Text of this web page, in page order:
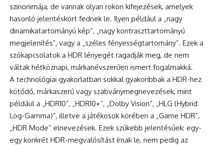
szinonimája, de vannak olyan rokon kifejezések, amelyek
hasonló jelentéskört fednek le. Ilyen például a „nagy
dinamikatartományú kép”, „nagy kontraszttartományú
megjelenítés”, vagy a „széles fényességtartomány”. Ezek a
szókapcsolatok a HDR lényegét ragadják meg, de nem
váltak hétköznapi, márkanévszerűen ismert fogalmakká.
A technológiai gyakorlatban sokkal gyakoribbak a HDR-hez
kötődő, márkaszerű vagy szabványmegnevezések, mint
például a „HDR10”, „HDR10+”, „Dolby Vision”, „HLG (Hybrid
Log-Gamma)”, illetve a játékosok körében a „Game HDR”,
„HDR Mode” elnevezések. Ezek szűkebb jelentésűek: egy-
egy konkrét HDR-megvalósítást írnak le, nem pedig az